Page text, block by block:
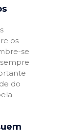
os
se
do